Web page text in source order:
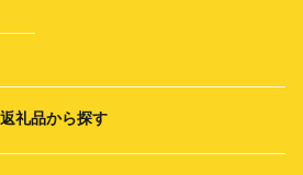
礼品から探す